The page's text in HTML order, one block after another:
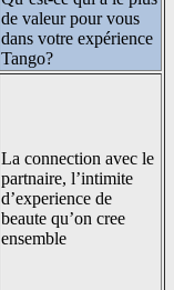
de valeur pour vous
dans votre expérience
Tango?
La connection avec le
partnaire, l’intimite
d’experience de
beaute qu’on cree
ensemble